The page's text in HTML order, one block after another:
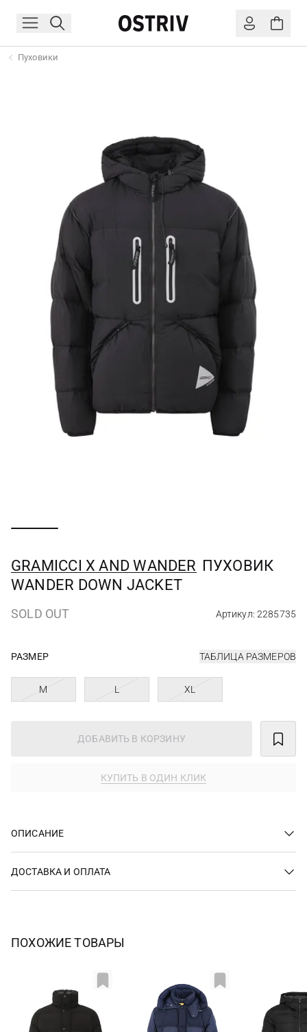
Пуховики
GRAMICCI X AND WANDER ПУХОВИК
WANDER DOWN JACKET
SOLD OUT Артикул: 2285735
РАЗМЕР ТАБЛИЦА РАЗМЕРОВ
M L XL
ДОБАВИТЬ В КОРЗИНУ
КУПИТЬ В ОДИН КЛИК
ОПИСАНИЕ
ДОСТАВКА И ОПЛАТА
ПОХОЖИЕ ТОВАРЫ